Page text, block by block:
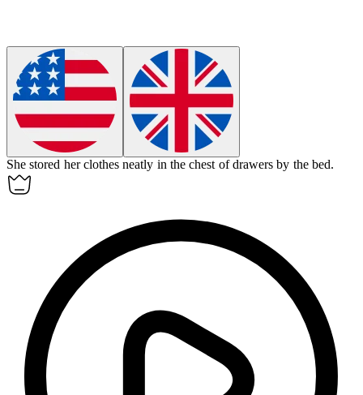
She stored her clothes neatly in the chest of drawers by the bed.